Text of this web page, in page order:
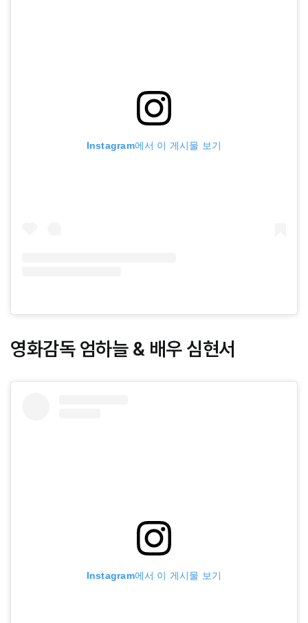
Instagram에서 이 게시물 보기
영화감독 엄하늘 & 배우 심현서
Instagram에서 이 게시물 보기